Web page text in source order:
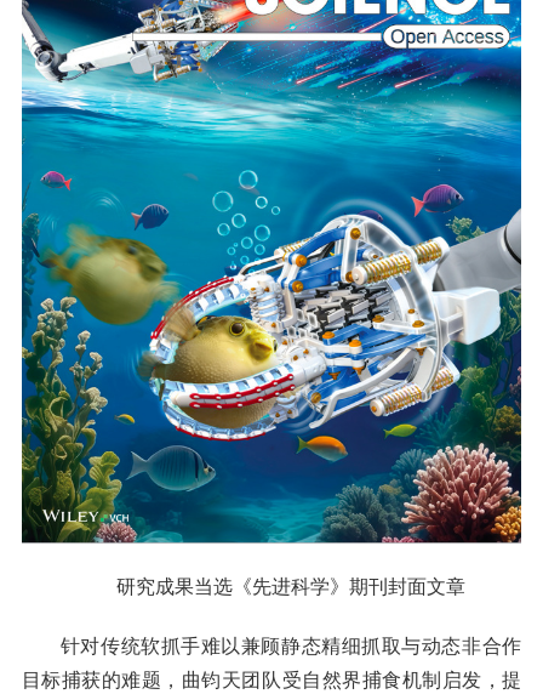
研究成果当选《先进科学》期刊封面文章
针对传统软抓手难以兼顾静态精细抓取与动态非合作
目标捕获的难题，曲钧天团队受自然界捕食机制启发，提